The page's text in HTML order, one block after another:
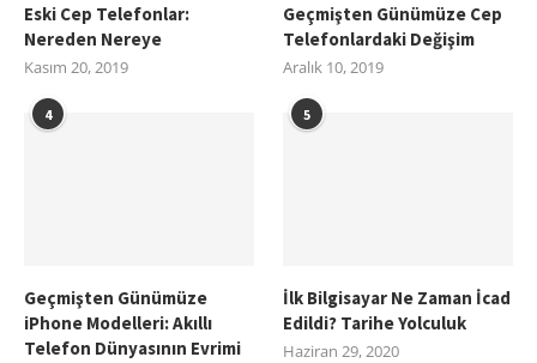
Eski Cep Telefonlar:
Nereden Nereye
Kasım 20, 2019
Geçmişten Günümüze Cep
Telefonlardaki Değişim
Aralık 10, 2019
4
Geçmişten Günümüze
iPhone Modelleri: Akıllı
Telefon Dünyasının Evrimi
5
İlk Bilgisayar Ne Zaman İcad
Edildi? Tarihe Yolculuk
Haziran 29, 2020